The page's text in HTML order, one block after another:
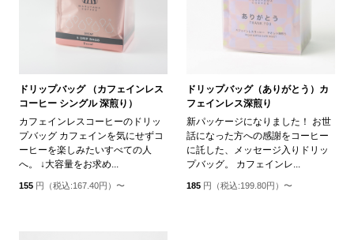
ドリップバッグ （カフェインレス
コーヒー シングル 深煎り）
カフェインレスコーヒーのドリッ
プバッグ カフェインを気にせずコ
ーヒーを楽しみたいすべての人
へ。 ↓大容量をお求め...
155 円（税込:167.40円）〜
ドリップバッグ（ありがとう）カ
フェインレス深煎り
新パッケージになりました！ お世
話になった方への感謝をコーヒー
に託した、メッセージ入りドリッ
プバッグ。 カフェインレ...
185 円（税込:199.80円）〜